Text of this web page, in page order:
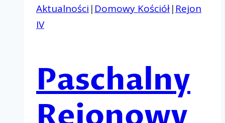
Aktualności | Domowy Kościół| Rejon
IV
Paschalny